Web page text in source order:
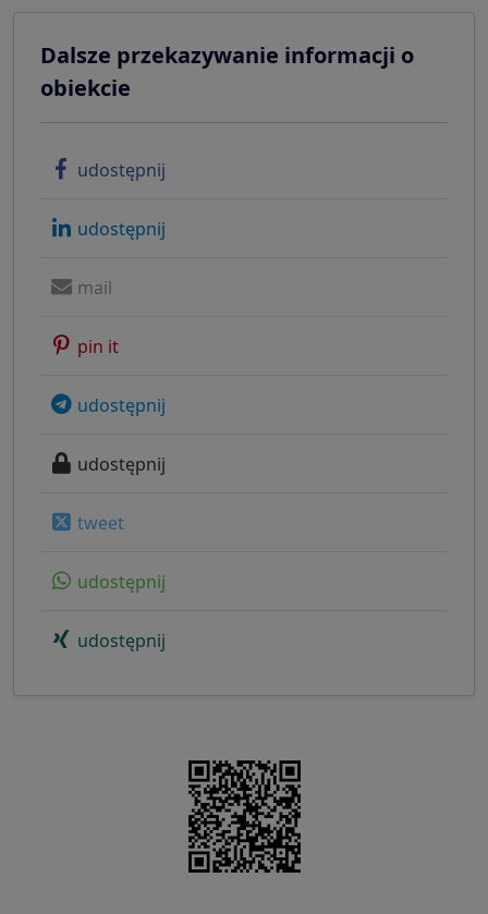
Dalsze przekazywanie informacji o
obiekcie
udostępnij
udostępnij
mail
pin it
udostępnij
udostępnij
tweet
udostępnij
udostępnij